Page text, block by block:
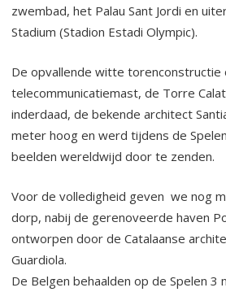
zwembad, het Palau Sant Jordi en
Stadium (Stadion Estadi Olympic).
De opvallende witte torenconstructie
telecommunicatiemast, de Torre
inderdaad, de bekende architect
meter hoog en werd tijdens de
beelden wereldwijd door te zenden.
Voor de volledigheid geven we nog
dorp, nabij de gerenoveerde haven
ontworpen door de Catalaanse
Guardiola.
De Belgen behaalden op de Spelen 3